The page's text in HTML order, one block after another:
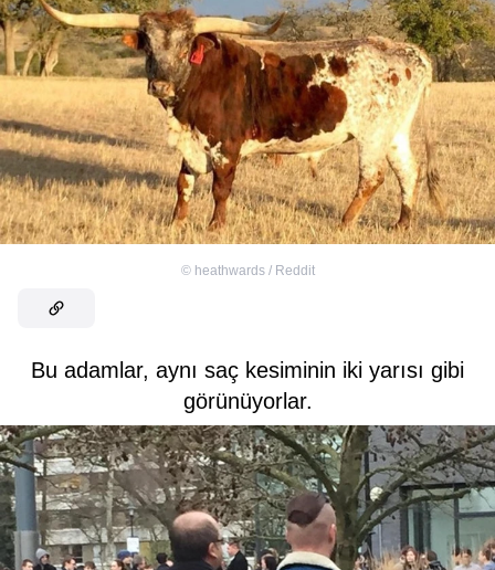
© heathwards / Reddit
Bu adamlar, aynı saç kesiminin iki yarısı gibi
görünüyorlar.